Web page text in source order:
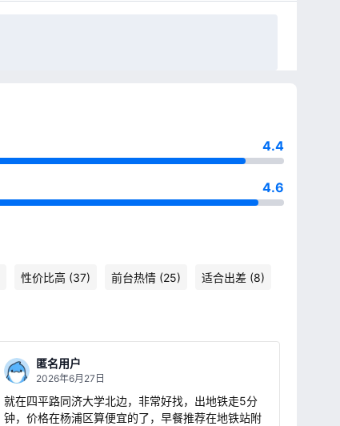
4.4
4.6
性价比高 (37) 前台热情 (25) 适合出差 (8)
匿名用户
2026年6月27日
就在四平路同济大学北边，非常好找，出地铁走5分
钟，价格在杨浦区算便宜的了，早餐推荐在地铁站附